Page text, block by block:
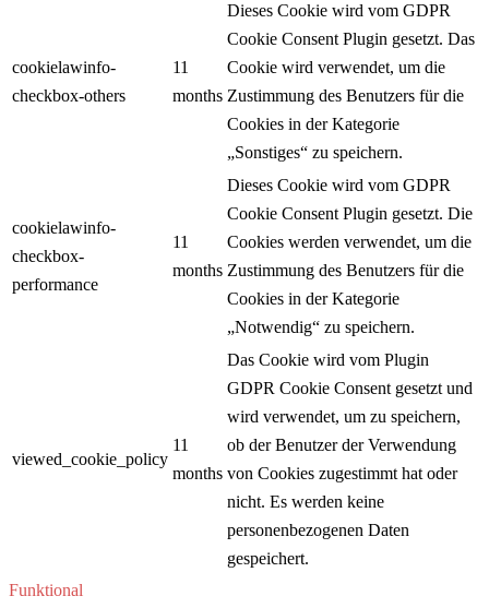
cookielawinfo-
checkbox-others
11
months
Dieses Cookie wird vom GDPR
Cookie Consent Plugin gesetzt. Das
Cookie wird verwendet, um die
Zustimmung des Benutzers für die
Cookies in der Kategorie
„Sonstiges“ zu speichern.
cookielawinfo-
checkbox-
performance
11
months
Dieses Cookie wird vom GDPR
Cookie Consent Plugin gesetzt. Die
Cookies werden verwendet, um die
Zustimmung des Benutzers für die
Cookies in der Kategorie
„Notwendig“ zu speichern.
viewed_cookie_policy
11
months
Das Cookie wird vom Plugin
GDPR Cookie Consent gesetzt und
wird verwendet, um zu speichern,
ob der Benutzer der Verwendung
von Cookies zugestimmt hat oder
nicht. Es werden keine
personenbezogenen Daten
gespeichert.
Funktional